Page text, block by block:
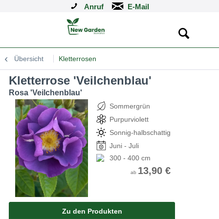
Anruf
Übersicht Kletterrosen
Kletterrose 'Veilchenblau'
Rosa 'Veilchenblau'
Sommergrün
Purpurviolett
Sonnig-halbschattig
Juni - Juli
300 - 400 cm
ab 13,90 €
Zu den Produkten